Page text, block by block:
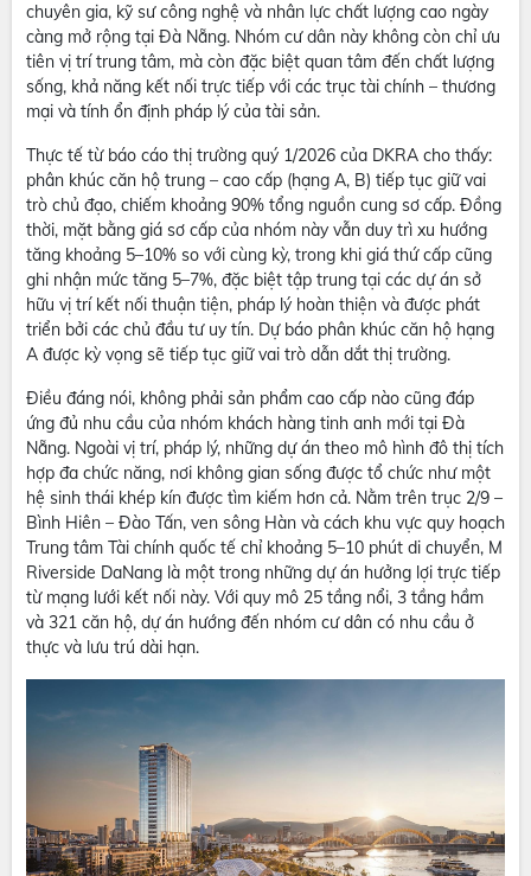
chuyên gia, kỹ sư công nghệ và nhân lực chất lượng cao ngày
càng mở rộng tại Đà Nẵng. Nhóm cư dân này không còn chỉ ưu
tiên vị trí trung tâm, mà còn đặc biệt quan tâm đến chất lượng
sống, khả năng kết nối trực tiếp với các trục tài chính – thương
mại và tính ổn định pháp lý của tài sản.
Thực tế từ báo cáo thị trường quý 1/2026 của DKRA cho thấy:
phân khúc căn hộ trung – cao cấp (hạng A, B) tiếp tục giữ vai
trò chủ đạo, chiếm khoảng 90% tổng nguồn cung sơ cấp. Đồng
thời, mặt bằng giá sơ cấp của nhóm này vẫn duy trì xu hướng
tăng khoảng 5–10% so với cùng kỳ, trong khi giá thứ cấp cũng
ghi nhận mức tăng 5–7%, đặc biệt tập trung tại các dự án sở
hữu vị trí kết nối thuận tiện, pháp lý hoàn thiện và được phát
triển bởi các chủ đầu tư uy tín. Dự báo phân khúc căn hộ hạng
A được kỳ vọng sẽ tiếp tục giữ vai trò dẫn dắt thị trường.
Điều đáng nói, không phải sản phẩm cao cấp nào cũng đáp
ứng đủ nhu cầu của nhóm khách hàng tinh anh mới tại Đà
Nẵng. Ngoài vị trí, pháp lý, những dự án theo mô hình đô thị tích
hợp đa chức năng, nơi không gian sống được tổ chức như một
hệ sinh thái khép kín được tìm kiếm hơn cả. Nằm trên trục 2/9 –
Bình Hiên – Đào Tấn, ven sông Hàn và cách khu vực quy hoạch
Trung tâm Tài chính quốc tế chỉ khoảng 5–10 phút di chuyển, M
Riverside DaNang là một trong những dự án hưởng lợi trực tiếp
từ mạng lưới kết nối này. Với quy mô 25 tầng nổi, 3 tầng hầm
và 321 căn hộ, dự án hướng đến nhóm cư dân có nhu cầu ở
thực và lưu trú dài hạn.